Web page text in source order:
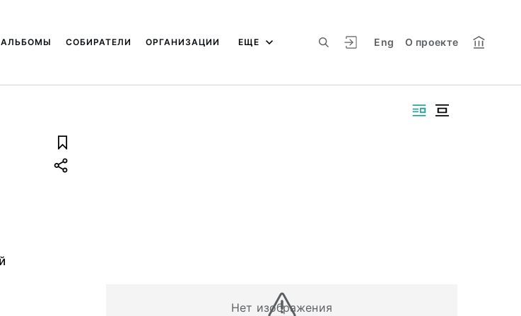
Eng О проекте
АЛЬБОМЫ СОБИРАТЕЛИ ОРГАНИЗАЦИИ ЕЩЕ
Нет изображения